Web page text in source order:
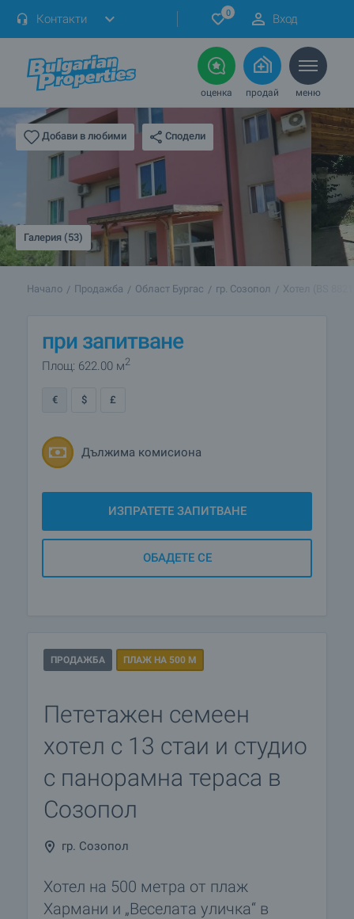
Контакти 0 Вход
оценка продай меню
Добави в любими Сподели
Галерия (53)
Начало Продажба Област Бургас гр. Созопол Хотел (BS
при запитване
Площ: 622.00 м2
€ $ £
Дължима комисиона
ИЗПРАТЕТЕ ЗАПИТВАНЕ
ОБАДЕТЕ СЕ
ПРОДАЖБА ПЛАЖ НА 500 М
Пететажен семеен
хотел с 13 стаи и студио
с панорамна тераса в
Созопол
гр. Созопол
Хотел на 500 метра от плаж
Хармани и „Веселата уличка“ в